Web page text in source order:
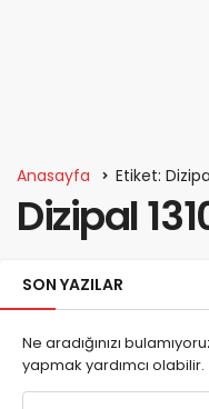
Anasayfa Etiket:
Dizipal
SON YAZILAR
Ne aradığınızı
yapmak yardımcı olabilir.